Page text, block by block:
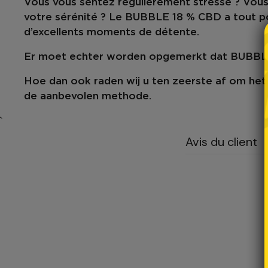
Vous vous sentez régulièrement stressé ?
votre sérénité ? Le BUBBLE 18 % CBD a tout
d’excellents moments de détente.
Er moet echter worden opgemerkt dat
Hoe dan ook raden wij u ten zeerste af om
de aanbevolen methode.
`
Avis du client